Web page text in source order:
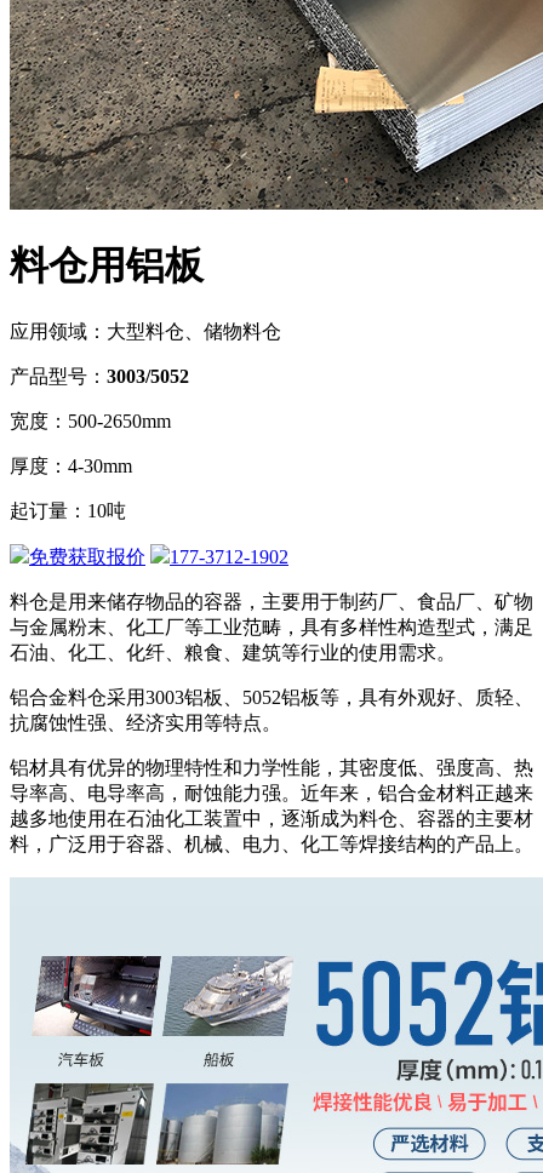
料仓用铝板
应用领域： 大型料仓、储物料仓
产品型号： 3003/5052
宽度： 500-2650mm
厚度： 4-30mm
起订量： 10吨
免费获取报价 177-3712-1902
料仓是用来储存物品的容器，主要用于制药厂、食品厂、矿物
与金属粉末、化工厂等工业范畴，具有多样性构造型式，满足
石油、化工、化纤、粮食、建筑等行业的使用需求。
铝合金料仓采用3003铝板、5052铝板等，具有外观好、质轻、
抗腐蚀性强、经济实用等特点。
铝材具有优异的物理特性和力学性能，其密度低、强度高、热
导率高、电导率高，耐蚀能力强。近年来，铝合金材料正越来
越多地使用在石油化工装置中，逐渐成为料仓、容器的主要材
料，广泛用于容器、机械、电力、化工等焊接结构的产品上。